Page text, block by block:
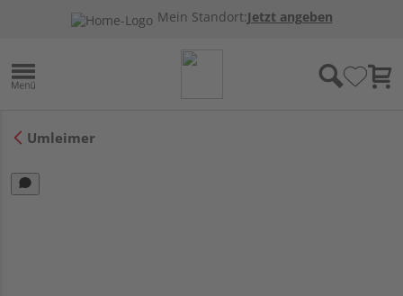
Mein Standort:Jetzt angeben
Umleimer